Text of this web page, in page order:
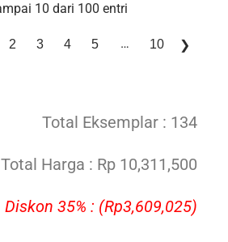
10 dari 100 entri
2 3 4 5 … 10 ❯
Total Eksemplar : 134
Harga : Rp 10,311,500
Diskon 35% : (Rp3,609,025)